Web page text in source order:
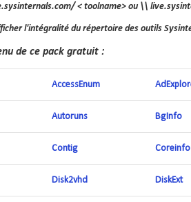
< toolname> ou \\
l'intégralité du répertoire des outils
de ce pack gratuit :
AccessEnum
Autoruns BgInfo
Contig Coreinfo
Disk2vhd DiskExt